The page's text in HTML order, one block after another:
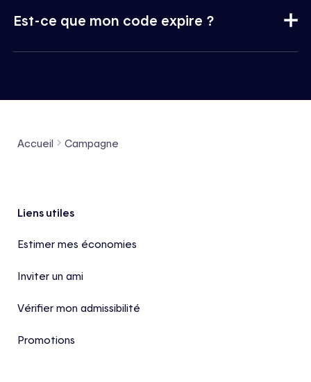
Est-ce que mon code expire ?
Accueil Campagne
Pied de page
Liens utiles
Estimer mes économies
Inviter un ami
Vérifier mon admissibilité
Promotions